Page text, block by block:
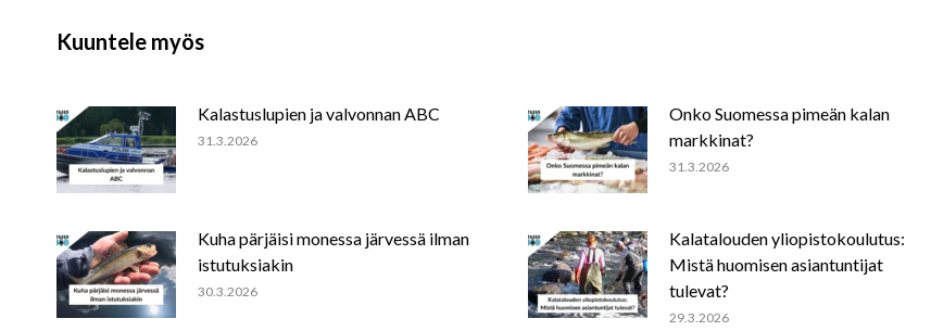
Kuuntele myös
Kalastuslupien ja valvonnan ABC
31.3.2026
Onko Suomessa pimeän kalan
markkinat?
31.3.2026
Kuha pärjäisi monessa järvessä ilman
istutuksiakin
30.3.2026
Kalatalouden yliopistokoulutus:
Mistä huomisen asiantuntijat
tulevat?
29.3.2026